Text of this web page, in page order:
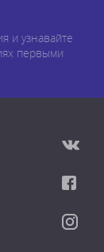
и узнавайте
первыми